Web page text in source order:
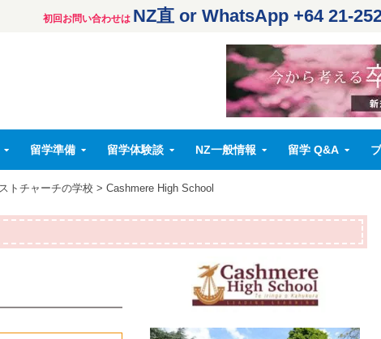
NZ直 or WhatsApp +64 21-
留学準備 留学体験談 NZ一般情報 留学 Q&A
トチャーチの学校 > Cashmere High School